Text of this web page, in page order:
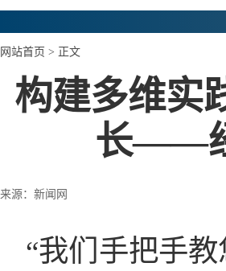
网站首页 > 正文
构建多维实
长——
来源：新闻网
“我们手把手